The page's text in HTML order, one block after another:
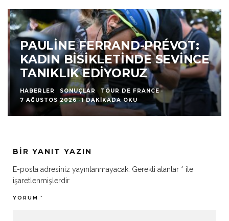
PAULINE FERRAND-PRÉVOT:
KADIN BISIKLETINDE SEVINCE
TANIKLIK EDIYORUZ
HABERLER SONUÇLAR TOUR DE FRANCE ·
7 AĞUSTOS 2026 · 1 DAKIKADA OKU
BIR YANIT YAZIN
E-posta adresiniz yayınlanmayacak. Gerekli alanlar * ile
işaretlenmişlerdir
YORUM *